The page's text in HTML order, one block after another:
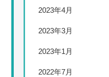
2023年4月
2023年3月
2023年1月
2022年7月